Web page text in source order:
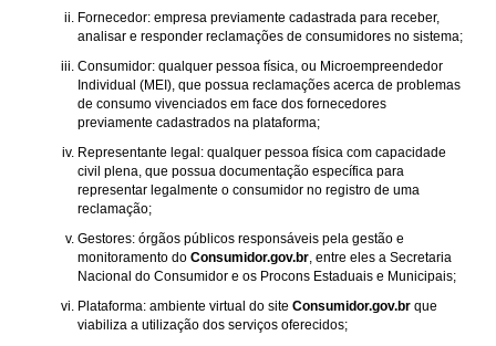
Fornecedor: empresa previamente cadastrada para receber,
analisar e responder reclamações de consumidores no sistema;
Consumidor: qualquer pessoa física, ou Microempreendedor
Individual (MEI), que possua reclamações acerca de problemas
de consumo vivenciados em face dos fornecedores
previamente cadastrados na plataforma;
Representante legal: qualquer pessoa física com capacidade
civil plena, que possua documentação específica para
representar legalmente o consumidor no registro de uma
reclamação;
Gestores: órgãos públicos responsáveis pela gestão e
monitoramento do Consumidor.gov.br, entre eles a Secretaria
Nacional do Consumidor e os Procons Estaduais e Municipais;
Plataforma: ambiente virtual do site Consumidor.gov.br que
viabiliza a utilização dos serviços oferecidos;